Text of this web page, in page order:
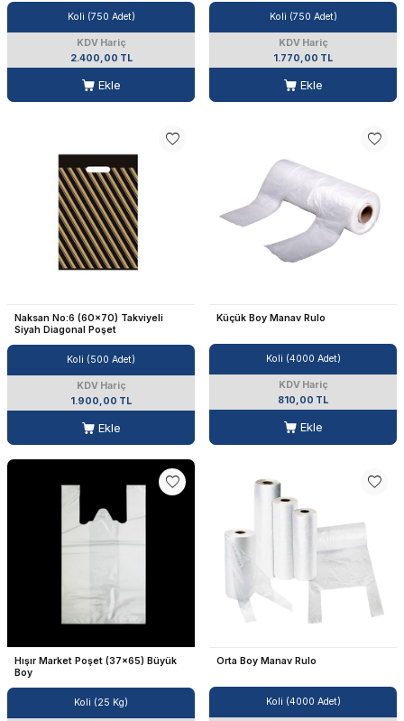
Koli (750 Adet)
KDV Hariç
2.400,00 TL
Ekle
Koli (750 Adet)
KDV Hariç
1.770,00 TL
Ekle
Naksan No:6 (60x70) Takviyeli
Siyah Diagonal Poşet
Koli (500 Adet)
KDV Hariç
1.900,00 TL
Ekle
Küçük Boy Manav Rulo
Koli (4000 Adet)
KDV Hariç
810,00 TL
Ekle
Hışır Market Poşet (37x65) Büyük
Boy
Koli (25 Kg)
Orta Boy Manav Rulo
Koli (4000 Adet)